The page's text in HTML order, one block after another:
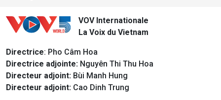
VOV Internationale
La Voix du Vietnam
Directrice: Pho Câm Hoa
Directrice adjointe: Nguyên Thi Thu Hoa
Directeur adjoint: Bùi Manh Hung
Directeur adjoint: Cao Dinh Trung